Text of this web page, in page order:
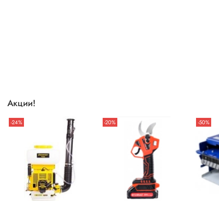
Акции!
-24% -20% -50%